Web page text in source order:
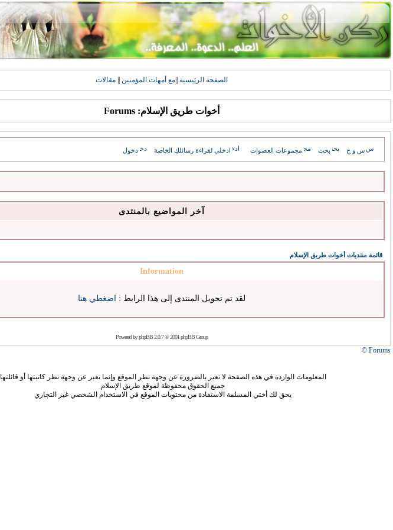
الصفحة الرئيسية مع أمهات المؤمنين مقالات
أخوات طريق الإسلام: Forums
س و ج بحث مجموعات العضوات ادخلي لقراءة رسائلكِ الخاصة دخول
آخر المواضيع بالمنتدى
قائمة منتديات أخوات طريق الإسلام
Information
لقد تم تحويل المنتدى إلى هذا الرابط : اضغطي هنا
Powered byphpBB2.0.7 © 2001 phpBB Group
Forums ©
المعلومات الواردة في هذه الصفحة لا تعبر بالضرورة عن وجهة نظر الموقع وإنما تعبر عن وجهة نظر كاتبتها أو قائلتها
جميع الحقوق محفوظة لموقع طريق الإسلام
يحق لك أختي المسلمة الاستفادة من محتويات الموقع في الاستخدام الشخصي غير التجاري